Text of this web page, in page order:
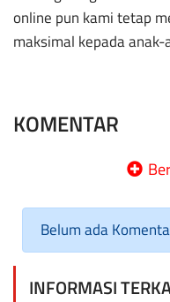
online pun kami tetap
maksimal kepada anak-
KOMENTAR
Belum ada
INFORMASI